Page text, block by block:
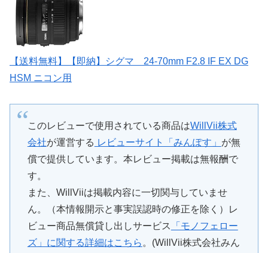
【送料無料】【即納】シグマ 24-70mm F2.8 IF EX DG
HSM ニコン用
このレビューで使用されている商品はWillVii株式
会社が運営する レビューサイト「みんぽす」 が無
償で提供しています。本レビュー掲載は無報酬で
す。
また、WillViiは掲載内容に一切関与していませ
ん。（本情報開示と事実誤認時の修正を除く）レ
ビュー商品無償貸し出しサービス
「モノフェロー
ズ」に関する詳細はこちら 。(WillVii株式会社みん